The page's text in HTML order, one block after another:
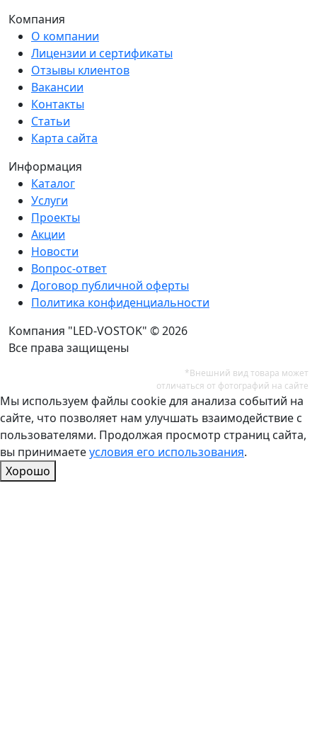
Компания
О компании
Лицензии и сертификаты
Отзывы клиентов
Вакансии
Контакты
Статьи
Карта сайта
Информация
Каталог
Услуги
Проекты
Акции
Новости
Вопрос-ответ
Договор публичной оферты
Политика конфиденциальности
Компания "LED-VOSTOK" © 2026
Все права защищены
*Внешний вид товара может
отличаться от фотографий на сайте
Мы используем файлы cookie для анализа событий на
сайте, что позволяет нам улучшать взаимодействие с
пользователями. Продолжая просмотр страниц сайта,
вы принимаетеусловия его использования.
Хорошо